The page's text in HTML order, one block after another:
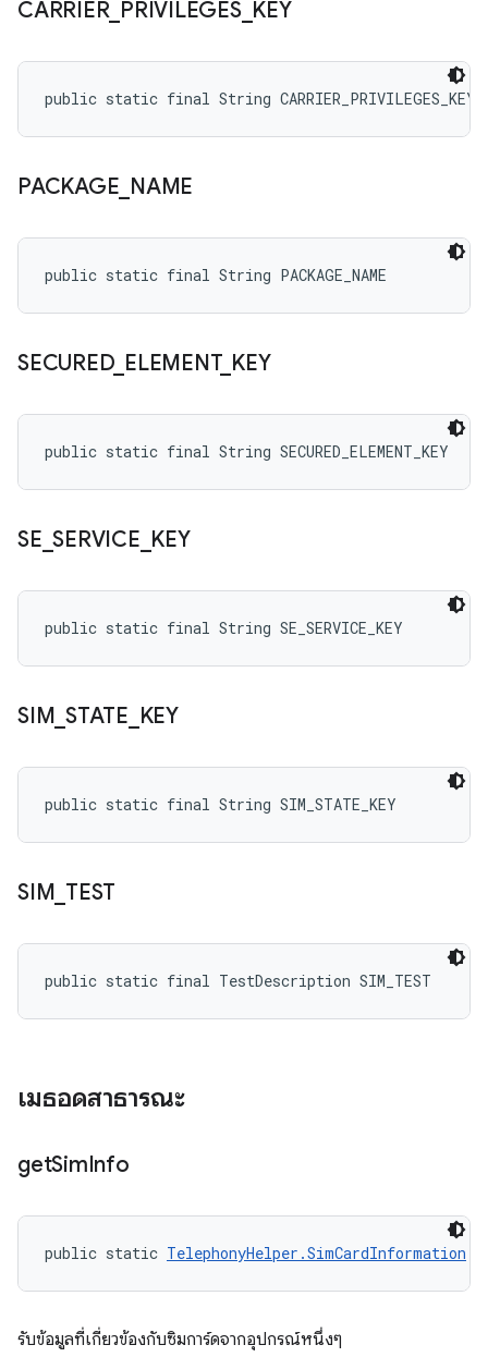
CARRIER_ PRIVILEGES_ KEY
public static final String CARRIER_PRIVILEGES_KEY
PACKAGE NAME
public static final String PACKAGE_NAME
SECURED_ ELEMENT_ KEY
public static final String SECURED_ELEMENT_KEY
SE _SERVICE KEY
public static final String SE_SERVICE_KEY
SIM STATE KEY
public static final String SIM_STATE_KEY
SIM TEST
public static final TestDescription SIM_TEST
เมธอดสาธารณะ
getSimInfo
public static TelephonyHelper.SimCardInformation
รับข้อมูลที่เกี่ยวข้องกับซิมการ์ดจากอุปกรณ์หนึ่งๆ